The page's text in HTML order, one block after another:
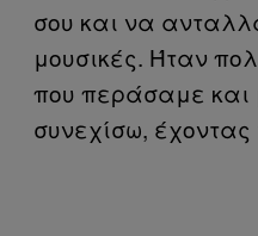
σου και να
μουσικές. Ήταν
που περάσαμε και
συνεχίσω,